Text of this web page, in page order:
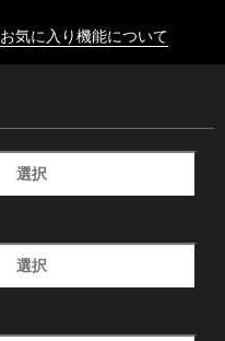
お気に入り機能について
選択
選択